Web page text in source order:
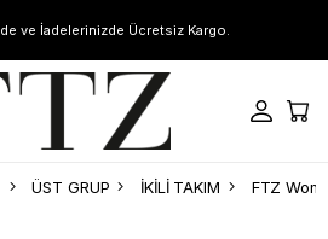
ve İadelerinizde Ücretsiz Kargo.
ÜST GRUP İKİLİ TAKIM